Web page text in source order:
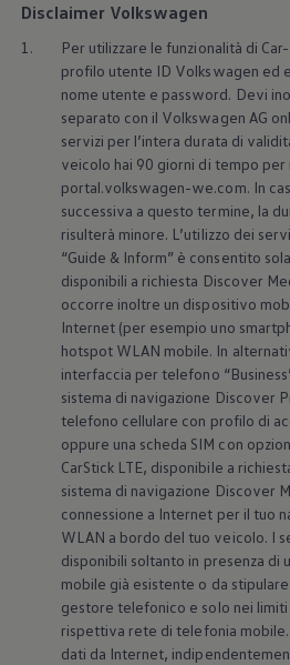
VW Connect per
Sistemi di assistenza alla
Aggiornamenti software
Aggiornamenti software
Car-Net e App-connect
California App
Service
Promozioni
Manutenzione e Servizi
Piani di
Ricambi, Oli Motore
Ruote e Pneumatici
Servizio Officina
Finanziamento
Accessori
Manuale uso e
Servizio Mobilità
Garanzie
Informazioni utili
Mondo Volkswagen
Il Bar del Lunedì
VanLife Stories
75 anni di Bulli
Guida autonoma
ID. Buzz al World Ducati
Contatti
Disclaimer Volkswagen
1.
Per utilizzare le funzionalità di
profilo utente ID Volkswagen ed
nome utente e password. Devi
separato con il Volkswagen AG
servizi per l’intera durata di
veicolo hai 90 giorni di tempo per
portal.volkswagen-we.com. In
successiva a questo termine, la
risulterà minore. L’utilizzo dei
“Guide & Inform” è consentito
disponibili a richiesta Discover
occorre inoltre un dispositivo
Internet (per esempio uno
hotspot WLAN mobile. In
interfaccia per telefono
sistema di navigazione Discover
telefono cellulare con profilo di
oppure una scheda SIM con
CarStick LTE, disponibile a
sistema di navigazione Discover
connessione a Internet per il tuo
WLAN a bordo del tuo veicolo. I
disponibili soltanto in presenza di
mobile già esistente o da
gestore telefonico e solo nei
rispettiva rete di telefonia
dati da Internet,